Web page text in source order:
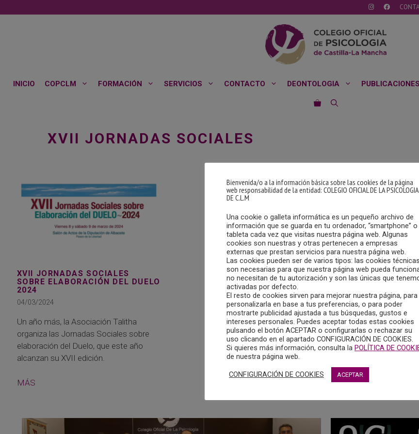
al
INICIO COPCLM FORMACIÓN SERVICIOS CONTACTO DEONTOLOGIA PUBLICACIONES
XVII JORNADAS SOCIALES
XVII JORNADAS SOCIALES
SOBRE ELABORACIÓN DEL DUELO
2024
04/03/2024
Un año más, la Asociación Talitha
organiza las Jornadas Sociales sobre
elaboración del Duelo, que este año
alcanzan su XVII edición.
MÁS
Bienvenida/o a la información básica sobre las cookies de la página
web responsabilidad de la entidad: COLEGIO OFICIAL DE LA PSICOLOGIA
DE C.L.M
Una cookie o galleta informática es un pequeño archivo de
información que se guarda en tu ordenador, “smartphone” o
tableta cada vez que visitas nuestra página web. Algunas
cookies son nuestras y otras pertenecen a empresas
externas que prestan servicios para nuestra página web.
Las cookies pueden ser de varios tipos: las cookies técnicas
son necesarias para que nuestra página web pueda
no necesitan de tu autorización y son las únicas que
activadas por defecto.
El resto de cookies sirven para mejorar nuestra página, para
personalizarla en base a tus preferencias, o para poder
mostrarte publicidad ajustada a tus búsquedas, gustos e
intereses personales. Puedes aceptar todas estas cookies
pulsando el botón ACEPTAR o configurarlas o rechazar su
uso clicando en el apartado CONFIGURACIÓN DE COOKIES.
Si quieres más información, consulta la POLÍTICA DE
de nuestra página web.
CONFIGURACIÓN DE COOKIES ACEPTAR